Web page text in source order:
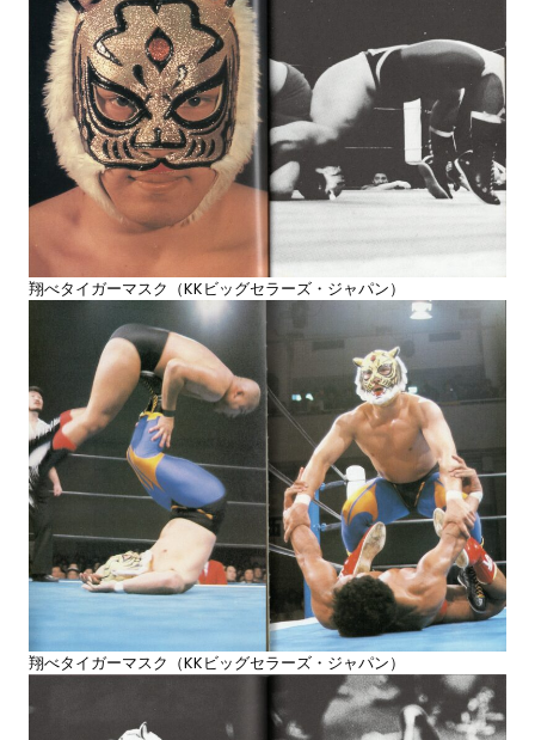
翔べタイガーマスク（KKビッグセラーズ・ジャパン）
翔べタイガーマスク（KKビッグセラーズ・ジャパン）